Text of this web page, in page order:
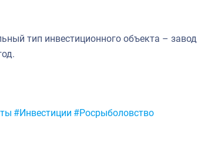
тип инвестиционного объекта – завод
#Инвестиции #Росрыболовство